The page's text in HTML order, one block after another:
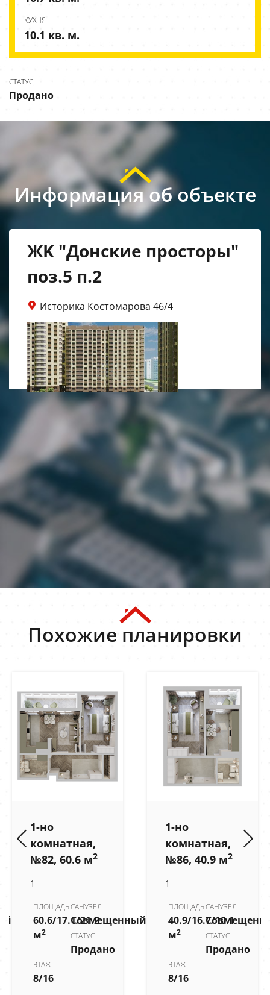
КУХНЯ
10.1 кв. м.
СТАТУС
Продано
Информация об объекте
ЖK "Донские просторы"
поз.5 п.2
Историка Костомарова 46/4
Похожие планировки
1-но
комнатная,
№82, 60.6 м2
1
ПЛОЩАДЬ
60.6/17.1/21.2
м2
САНУЗЕЛ
Совмещенный
СТАТУС
Продано
ЭТАЖ
8/16
1-но
комнатная,
№86, 40.9 м2
1
ПЛОЩАДЬ
40.9/16.7/10.1
м2
САНУЗЕЛ
СТАТУС
Продано
ЭТАЖ
8/16